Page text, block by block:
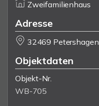
Zweifamilienhaus
Adresse
32469 Petershagen
Objektdaten
Objekt-Nr.
WB-705